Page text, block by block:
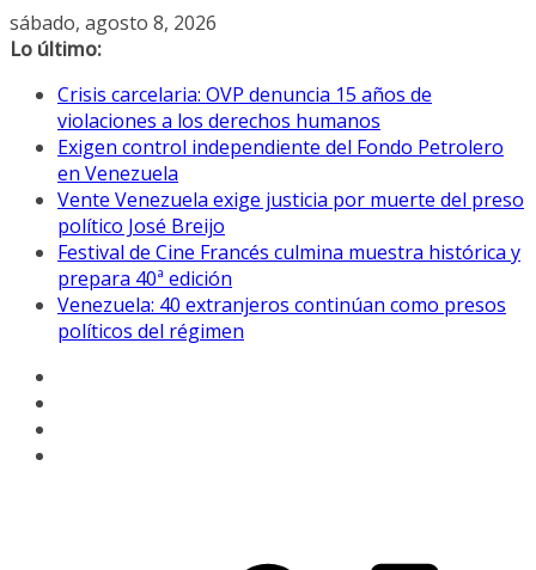
Saltar
al
sábado, agosto 8, 2026
Lo último:
Crisis carcelaria: OVP denuncia 15 años de
violaciones a los derechos humanos
Exigen control independiente del Fondo Petrolero
en Venezuela
Vente Venezuela exige justicia por muerte del preso
político José Breijo
Festival de Cine Francés culmina muestra histórica y
prepara 40ª edición
Venezuela: 40 extranjeros continúan como presos
políticos del régimen